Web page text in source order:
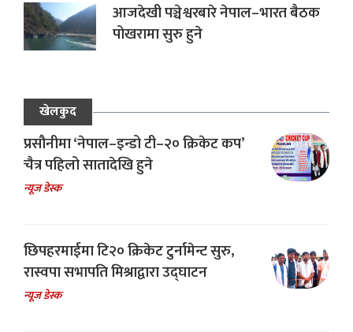
आजदेखी पञ्चेश्वरबारे नेपाल–भारत बैठक
पोखरामा सुरु हुने
खेलकुद
प्रसौनीमा ‘नेपाल–इन्डो टी–२० क्रिकेट कप’
चैत्र पहिलो सातादेखि हुने
न्यूज डेस्क
छिपहरमाईमा टि२० क्रिकेट टुर्नामेन्ट सुरु,
रास्वपा सभापति मिश्राद्वारा उद्घाटन
न्यूज डेस्क